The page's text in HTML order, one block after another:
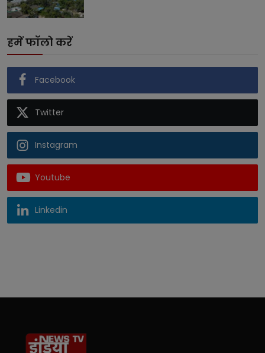
हमें फॉलो करें
Facebook
Twitter
Instagram
Youtube
Linkedin